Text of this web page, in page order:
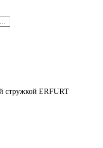
стружкой ERFURT